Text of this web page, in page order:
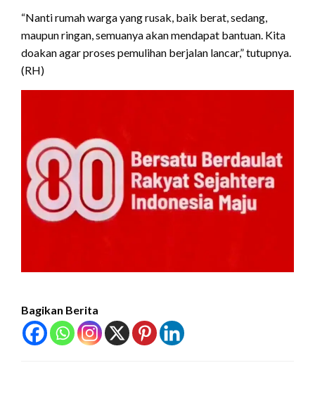
“Nanti rumah warga yang rusak, baik berat, sedang,
maupun ringan, semuanya akan mendapat bantuan. Kita
doakan agar proses pemulihan berjalan lancar,” tutupnya.
(RH)
Bagikan Berita